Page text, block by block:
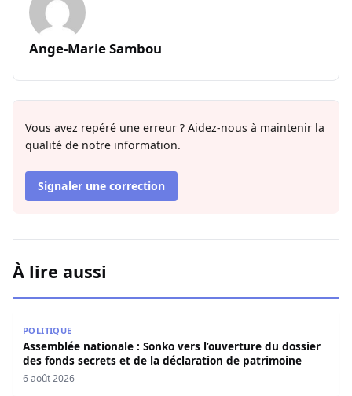
Ange-Marie Sambou
Vous avez repéré une erreur ? Aidez-nous à maintenir la
qualité de notre information.
Signaler une correction
À lire aussi
POLITIQUE
Assemblée nationale : Sonko vers l’ouverture du dossier
des fonds secrets et de la déclaration de patrimoine
6 août 2026